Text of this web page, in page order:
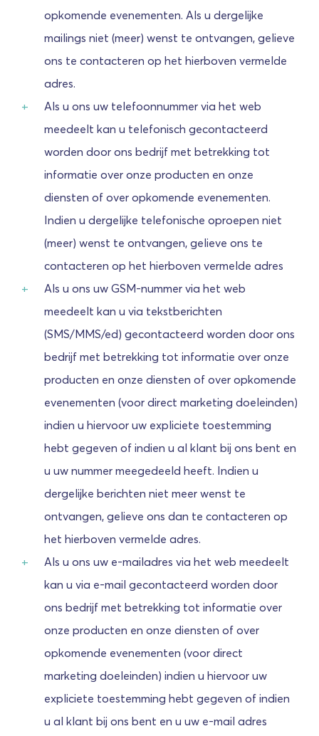
opkomende evenementen. Als u dergelijke
mailings niet (meer) wenst te ontvangen, gelieve
ons te contacteren op het hierboven vermelde
adres.
Als u ons uw telefoonnummer via het web
meedeelt kan u telefonisch gecontacteerd
worden door ons bedrijf met betrekking tot
informatie over onze producten en onze
diensten of over opkomende evenementen.
Indien u dergelijke telefonische oproepen niet
(meer) wenst te ontvangen, gelieve ons te
contacteren op het hierboven vermelde adres
Als u ons uw GSM-nummer via het web
meedeelt kan u via tekstberichten
(SMS/MMS/ed) gecontacteerd worden door ons
bedrijf met betrekking tot informatie over onze
producten en onze diensten of over opkomende
evenementen (voor direct marketing doeleinden)
indien u hiervoor uw expliciete toestemming
hebt gegeven of indien u al klant bij ons bent en
u uw nummer meegedeeld heeft. Indien u
dergelijke berichten niet meer wenst te
ontvangen, gelieve ons dan te contacteren op
het hierboven vermelde adres.
Als u ons uw e-mailadres via het web meedeelt
kan u via e-mail gecontacteerd worden door
ons bedrijf met betrekking tot informatie over
onze producten en onze diensten of over
opkomende evenementen (voor direct
marketing doeleinden) indien u hiervoor uw
expliciete toestemming hebt gegeven of indien
u al klant bij ons bent en u uw e-mail adres